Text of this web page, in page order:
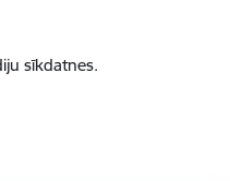
sīkdatnes.